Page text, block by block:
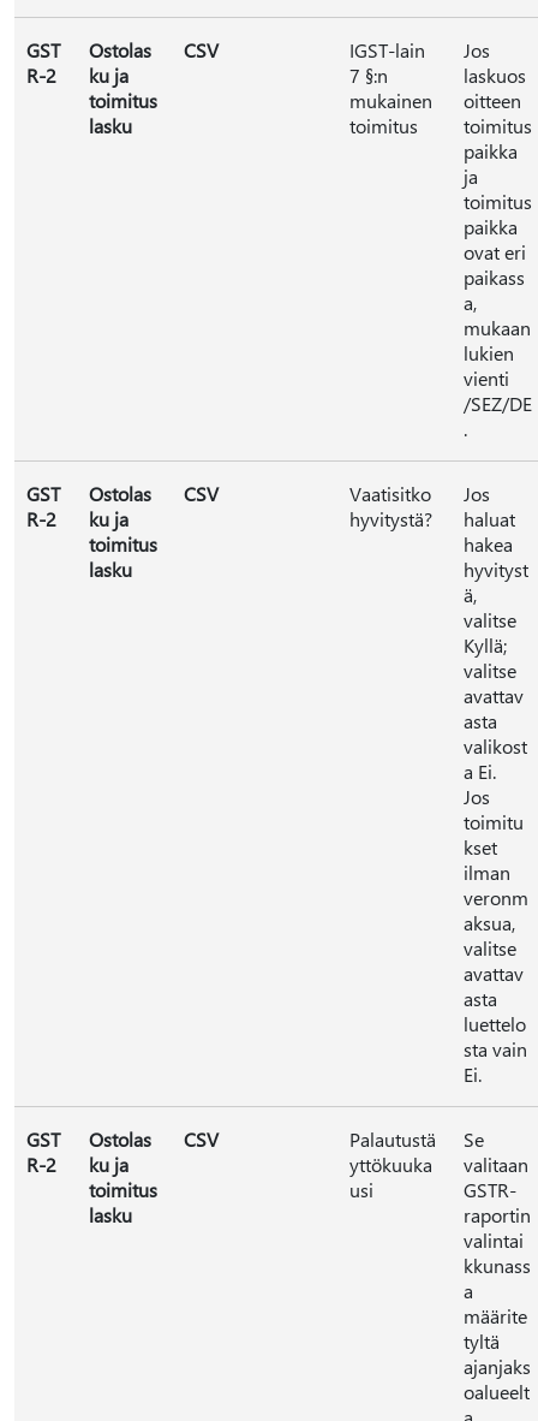
GST
R-2
Ostolas
ku ja
toimitus
lasku
CSV
IGST-lain
7 §:n
mukainen
toimitus
Jos
laskuos
oitteen
toimitus
paikka
ja
toimitus
paikka
ovat eri
paikass
a,
mukaan
lukien
vienti
/SEZ/DE
.
GST
R-2
Ostolas
ku ja
toimitus
lasku
CSV
Vaatisitko
hyvitystä?
Jos
haluat
hakea
hyvityst
ä,
valitse
Kyllä;
valitse
avattav
asta
valikost
a Ei.
Jos
toimitu
kset
ilman
veronm
aksua,
valitse
avattav
asta
luettelo
sta vain
Ei.
GST
R-2
Ostolas
ku ja
toimitus
lasku
CSV
Palautustä
yttökuuka
usi
Se
valitaan
GSTR-
raportin
valintai
kkunass
a
määrite
tyltä
ajanjaks
oalueelt